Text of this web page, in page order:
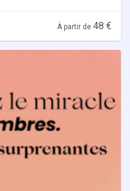
À partir de 48 €